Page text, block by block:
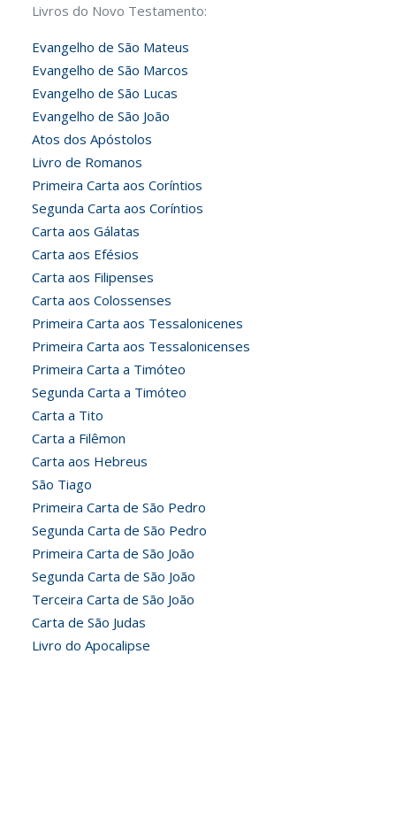
Livros do Novo Testamento:
Evangelho de São Mateus
Evangelho de São Marcos
Evangelho de São Lucas
Evangelho de São João
Atos dos Apóstolos
Livro de Romanos
Primeira Carta aos Coríntios
Segunda Carta aos Coríntios
Carta aos Gálatas
Carta aos Efésios
Carta aos Filipenses
Carta aos Colossenses
Primeira Carta aos Tessalonicenes
Primeira Carta aos Tessalonicenses
Primeira Carta a Timóteo
Segunda Carta a Timóteo
Carta a Tito
Carta a Filêmon
Carta aos Hebreus
São Tiago
Primeira Carta de São Pedro
Segunda Carta de São Pedro
Primeira Carta de São João
Segunda Carta de São João
Terceira Carta de São João
Carta de São Judas
Livro do Apocalipse